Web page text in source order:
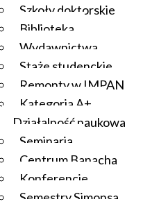
Szkoły doktorskie
Biblioteka
Wydawnictwa
Staże studenckie
Remonty w IMPAN
Kategoria A+
Działalność naukowa
Seminaria
Centrum Banacha
Konferencje
Semestry Simonsa